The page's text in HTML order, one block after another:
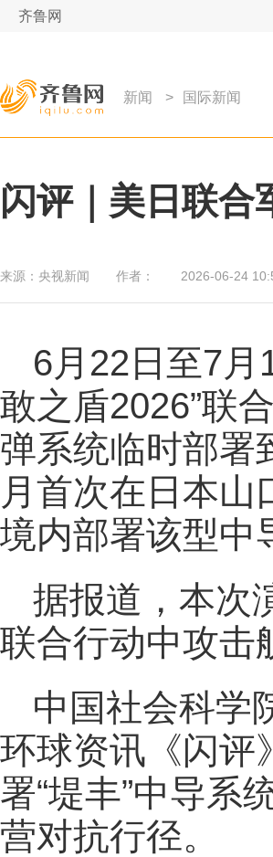
齐鲁网
新闻 > 国际新闻
闪评｜美日联合
来源： 央视新闻 作者： 2026-06-24
6月22日至7月
敢之盾2026”联
弹系统临时部署
月首次在日本
境内部署该型中
据报道，本次
联合行动中攻击
中国社会科学
环球资讯《闪评
署“堤丰”中导系
营对抗行径。